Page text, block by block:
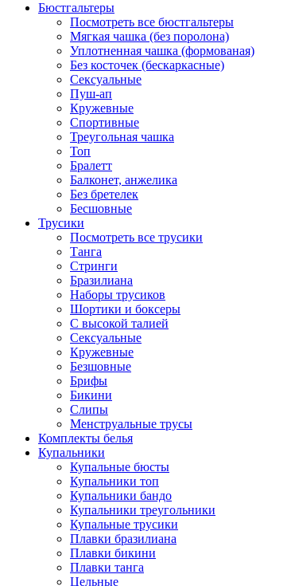
Бюстгальтеры
Посмотреть все бюстгальтеры
Мягкая чашка (без поролона)
Уплотненная чашка (формованая)
Без косточек (бескаркасные)
Сексуальные
Пуш-ап
Кружевные
Спортивные
Треугольная чашка
Топ
Бралетт
Балконет, анжелика
Без бретелек
Бесшовные
Трусики
Посмотреть все трусики
Танга
Стринги
Бразилиана
Наборы трусиков
Шортики и боксеры
С высокой талией
Сексуальные
Кружевные
Безшовные
Брифы
Бикини
Слипы
Менструальные трусы
Комплекты белья
Купальники
Купальные бюсты
Купальники топ
Купальники бандо
Купальники треугольники
Купальные трусики
Плавки бразилиана
Плавки бикини
Плавки танга
Цельные